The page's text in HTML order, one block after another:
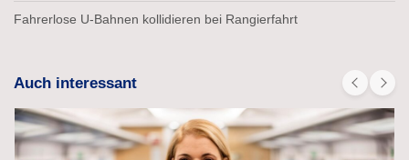
Fahrerlose U-Bahnen kollidieren bei Rangierfahrt
Auch interessant